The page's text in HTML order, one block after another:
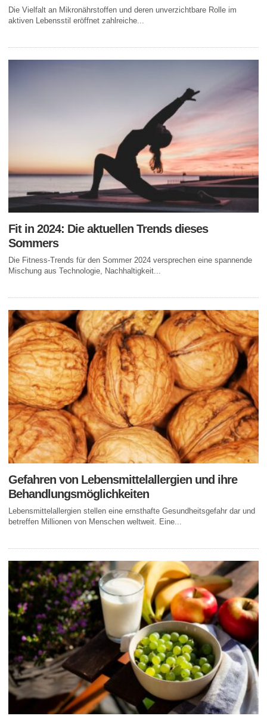
Die Vielfalt an Mikronährstoffen und deren unverzichtbare Rolle im
aktiven Lebensstil eröffnet zahlreiche...
Fit in 2024: Die aktuellen Trends dieses
Sommers
Die Fitness-Trends für den Sommer 2024 versprechen eine spannende
Mischung aus Technologie, Nachhaltigkeit...
Gefahren von Lebensmittelallergien und ihre
Behandlungsmöglichkeiten
Lebensmittelallergien stellen eine ernsthafte Gesundheitsgefahr dar und
betreffen Millionen von Menschen weltweit. Eine...